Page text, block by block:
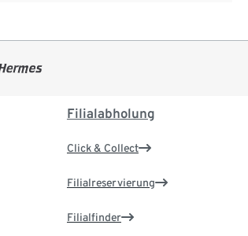
Filialabholung
Click & Collect
Filialreservierung
Filialfinder